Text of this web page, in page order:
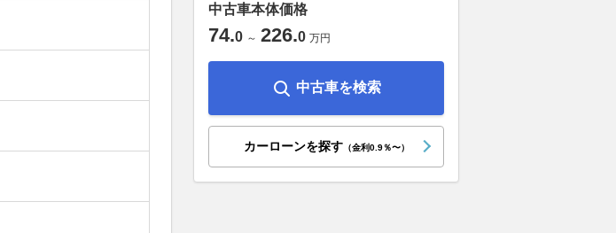
中古車本体価格
74.0 ～ 226.0 万円
中古車を検索
カーローンを探す（金利0.9％〜）